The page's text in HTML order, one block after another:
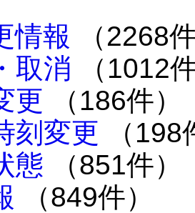
情報 （2268
取消 （1012
更 （186件）
刻変更 （198
態 （851件）
（849件）